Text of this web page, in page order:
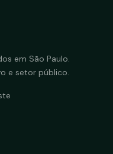
em São Paulo.
e setor público.